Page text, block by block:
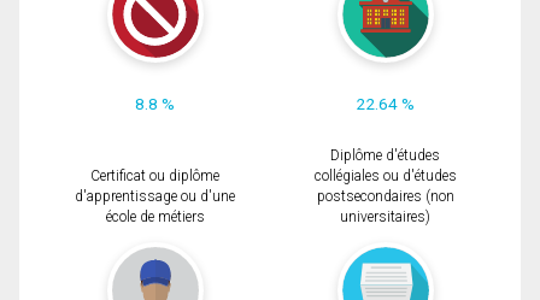
8.8 % 22.64 %
Certificat ou diplôme
d'apprentissage ou d'une
école de métiers
Diplôme d'études
collégiales ou d'études
postsecondaires (non
universitaires)